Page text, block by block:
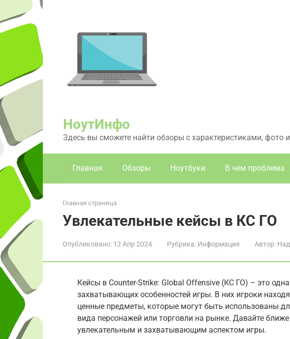
контенту
НоутИнфо
Здесь вы сможете найти обзоры с характеристиками,
Главная Обзоры Ноутбуки В чем проблема
Главная страница
Увлекательные кейсы в КС ГО
Опубликовано: 12 Апр 2024 Рубрика: Информация Автор:
Кейсы в Counter-Strike: Global Offensive (КС ГО) – это
захватывающих особенностей игры. В них игроки
ценные предметы, которые могут быть использованы
вида персонажей или торговли на рынке. Давайте
увлекательным и захватывающим аспектом игры.